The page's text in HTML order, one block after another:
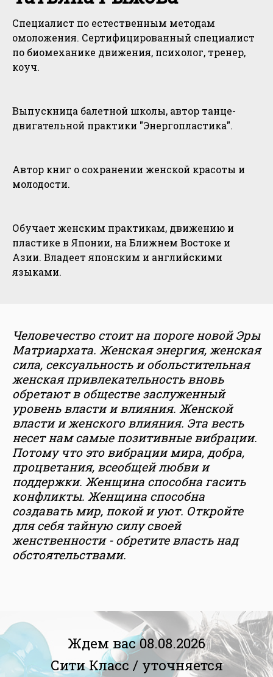
Специалист по естественным методам
омоложения. Сертифицированный специалист
по биомеханике движения, психолог, тренер,
коуч.
Выпускница балетной школы, автор танце-
двигательной практики "Энергопластика".
Автор книг о сохранении женской красоты и
молодости.
Обучает женским практикам, движению и
пластике в Японии, на Ближнем Востоке и
Азии. Владеет японским и английскими
языками.
Человечество стоит на пороге новой Эры
Матриархата. Женская энергия, женская
сила, сексуальность и обольстительная
женская привлекательность вновь
обретают в обществе заслуженный
уровень власти и влияния. Женской
власти и женского влияния. Эта весть
несет нам самые позитивные вибрации.
Потому что это вибрации мира, добра,
процветания, всеобщей любви и
поддержки. Женщина способна гасить
конфликты. Женщина способна
создавать мир, покой и уют. Откройте
для себя тайную силу своей
женственности - обретите власть над
обстоятельствами.
Ждем вас 08.08.2026
Сити Класс / уточняется